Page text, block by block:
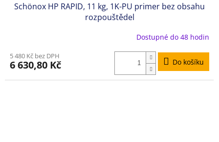
Schönox HP RAPID, 11 kg, 1K-PU primer bez obsahu
rozpouštědel
Dostupné do 48 hodin
5 480 Kč bez DPH
6 630,80 Kč Do košíku